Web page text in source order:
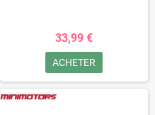
33,99 €
ACHETER